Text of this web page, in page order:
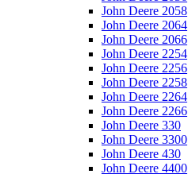
John Deere 2058
John Deere 2064
John Deere 2066
John Deere 2254
John Deere 2256
John Deere 2258
John Deere 2264
John Deere 2266
John Deere 330
John Deere 3300
John Deere 430
John Deere 4400